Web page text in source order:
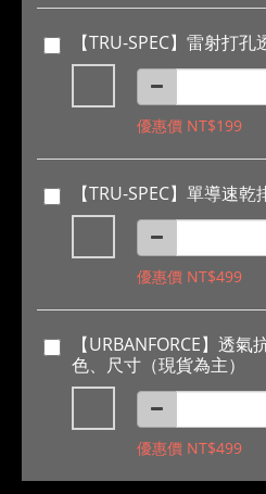
【TRU-SPEC】雷射打
優惠價 NT$199
【TRU-SPEC】單導速
優惠價 NT$499
【URBANFORCE】透
色、尺寸（現貨為主）
優惠價 NT$499